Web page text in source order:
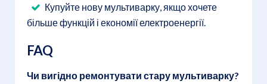
Купуйте нову мультиварку, якщо хочете
більше функцій і економії електроенергії.
FAQ
Чи вигідно ремонтувати стару мультиварку?